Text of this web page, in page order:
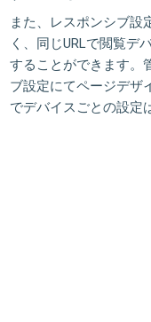
また、レスポンシブ設
く、同じURLで閲覧デ
することができます。
ブ設定にてページデザ
でデバイスごとの設定